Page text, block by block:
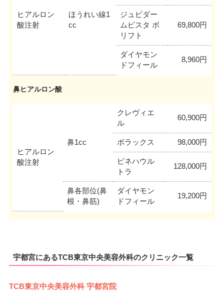
ヒアルロン
酸注射
ほうれい線1
cc
ジュビダー
ムビスタ ボ
リフト
69,800円
ダイヤモン
ドフィール
8,960円
鼻ヒアルロン酸
ヒアルロン
酸注射
鼻1cc
クレヴィエ
ル
60,900円
ボラックス 98,000円
ピネハウル
トラ
128,000円
鼻各部位(鼻
根・鼻筋)
ダイヤモン
ドフィール
19,200円
宇都宮にあるTCB東京中央美容外科のクリニック一覧
TCB東京中央美容外科 宇都宮院